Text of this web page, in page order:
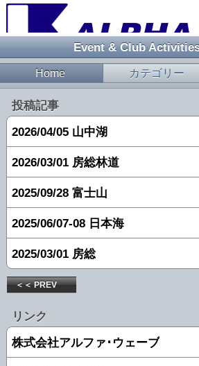
Event & Club
Home カテゴリー
投稿記事
2026/04/05 山中湖
2026/03/01 房総林道
2025/09/28 富士山
2025/06/07-08 日本海
2025/03/01 房総
＜＜ PREV
リンク
株式会社アルファ･ウェーブ